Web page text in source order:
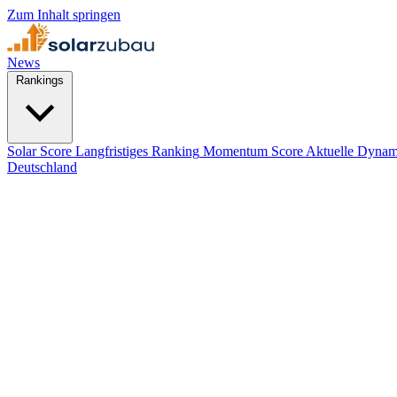
Zum Inhalt springen
News
Solar Score Langfristiges Ranking Momentum Score Aktuelle
Deutschland